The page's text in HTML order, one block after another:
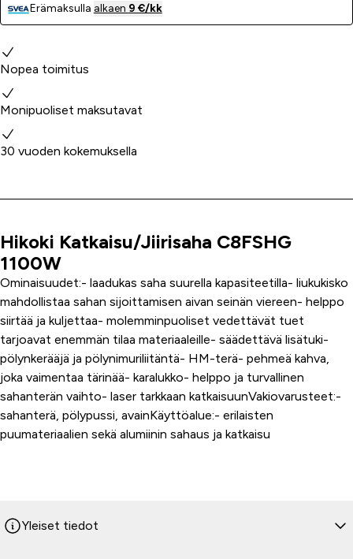
Erämaksulla alkaen 9 €/kk
Miksi valita meidät?
Nopea toimitus
Monipuoliset maksutavat
30 vuoden kokemuksella
Tuoteinfo
Hikoki Katkaisu/Jiirisaha C8FSHG
1100W
Ominaisuudet:- laadukas saha suurella kapasiteetilla- liukukisko
mahdollistaa sahan sijoittamisen aivan seinän viereen- helppo
siirtää ja kuljettaa- molemminpuoliset vedettävät tuet
tarjoavat enemmän tilaa materiaaleille- säädettävä lisätuki-
pölynkerääjä ja pölynimuriliitäntä- HM-terä- pehmeä kahva,
joka vaimentaa tärinää- karalukko- helppo ja turvallinen
sahanterän vaihto- laser tarkkaan katkaisuunVakiovarusteet:-
sahanterä, pölypussi, avainKäyttöalue:- erilaisten
puumateriaalien sekä alumiinin sahaus ja katkaisu
Yleiset tiedot